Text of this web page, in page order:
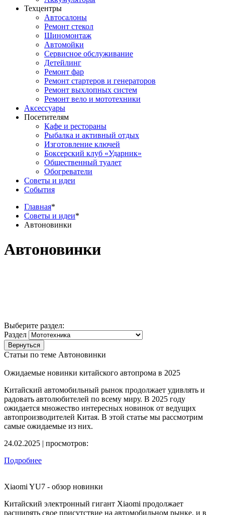
Техцентры
Автосалоны
Ремонт стекол
Шиномонтаж
Автомойки
Сервисное обслуживание
Детейлинг
Ремонт фар
Ремонт стартеров и генераторов
Ремонт выхлопных систем
Ремонт вело и мототехники
Аксессуары
Посетителям
Кафе и рестораны
Рыбалка и активный отдых
Изготовление ключей
Боксерский клуб «Ударник»
Общественный туалет
Обогреватели
Советы и идеи
События
Главная*
Советы и идеи*
Автоновинки
Автоновинки
Выберите раздел:
Раздел
Статьи по теме Автоновинки
Ожидаемые новинки китайского автопрома в 2025
Китайский автомобильный рынок продолжает удивлять и
радовать автолюбителей по всему миру. В 2025 году
ожидается множество интересных новинок от ведущих
автопроизводителей Китая. В этой статье мы рассмотрим
самые ожидаемые из них.
24.02.2025 | просмотров:
Подробнее
Xiaomi YU7 - обзор новинки
Китайский электронный гигант Xiaomi продолжает
расширять свое присутствие на автомобильном рынке, и в